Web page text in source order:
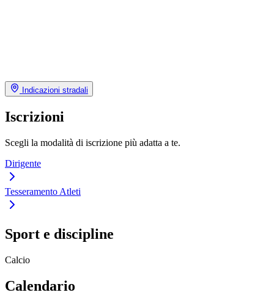
Indicazioni stradali
Iscrizioni
Scegli la modalità di iscrizione più adatta a te.
Dirigente
Tesseramento Atleti
Sport e discipline
Calcio
Calendario